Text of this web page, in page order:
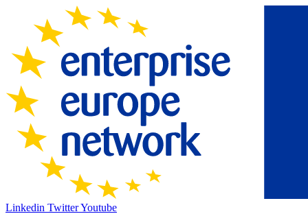
Linkedin TwitterYoutube